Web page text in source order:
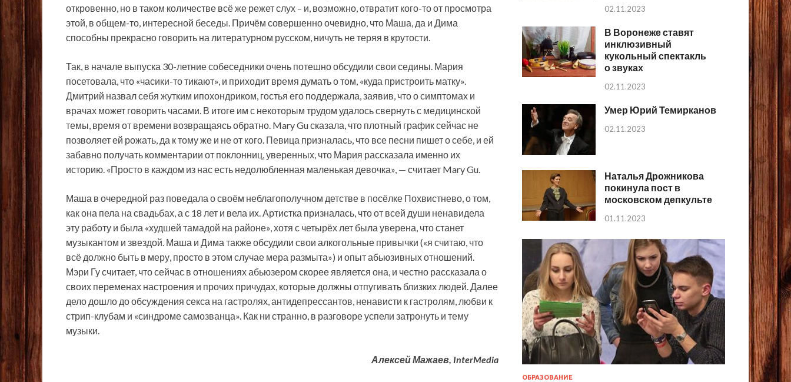
откровенно, но в таком количестве всё же режет слух – и, возможно, отвратит кого-то от просмотра
этой, в общем-то, интересной беседы. Причём совершенно очевидно, что Маша, да и Дима
способны прекрасно говорить на литературном русском, ничуть не теряя в крутости.
Так, в начале выпуска 30-летние собеседники очень потешно обсудили свои седины. Мария
посетовала, что «часики-то тикают», и приходит время думать о том, «куда пристроить матку».
Дмитрий назвал себя жутким ипохондриком, гостья его поддержала, заявив, что о симптомах и
врачах может говорить часами. В итоге им с некоторым трудом удалось свернуть с медицинской
темы, время от времени возвращаясь обратно. Mary Gu сказала, что плотный график сейчас не
позволяет ей рожать, да к тому же и не от кого. Певица призналась, что все песни пишет о себе, и ей
забавно получать комментарии от поклонниц, уверенных, что Мария рассказала именно их
историю. «Просто в каждом из нас есть недолюбленная маленькая девочка», — считает Mary Gu.
Маша в очередной раз поведала о своём неблагополучном детстве в посёлке Похвистнево, о том,
как она пела на свадьбах, а с 18 лет и вела их. Артистка призналась, что от всей души ненавидела
эту работу и была «худшей тамадой на районе», хотя с четырёх лет была уверена, что станет
музыкантом и звездой. Маша и Дима также обсудили свои алкогольные привычки («я считаю, что
всё должно быть в меру, просто в этом случае мера размыта») и опыт абьюзивных отношений.
Мэри Гу считает, что сейчас в отношениях абьюзером скорее является она, и честно рассказала о
своих переменах настроения и прочих причудах, которые должны отпугивать близких людей. Далее
дело дошло до обсуждения секса на гастролях, антидепрессантов, ненависти к гастролям, любви к
стрип-клубам и «синдроме самозванца». Как ни странно, в разговоре успели затронуть и тему
музыки.
Алексей Мажаев, InterMedia
02.11.2023
В Воронеже ставят
инклюзивный
кукольный спектакль
о звуках
02.11.2023
Умер Юрий Темирканов
02.11.2023
Наталья Дрожникова
покинула пост в
московском депкульте
01.11.2023
ОБРАЗОВАНИЕ